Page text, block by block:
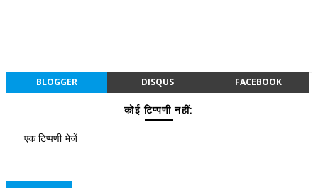
BLOGGER DISQUS FACEBOOK
कोई टिप्पणी नहीं:
एक टिप्पणी भेजें